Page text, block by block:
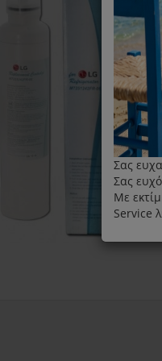
Σας
Σας
Με
Service